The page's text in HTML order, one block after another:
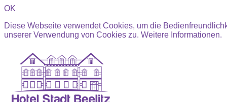
OK
Diese Webseite verwendet Cookies, um die
unserer Verwendung von Cookies zu. Weitere Informationen.